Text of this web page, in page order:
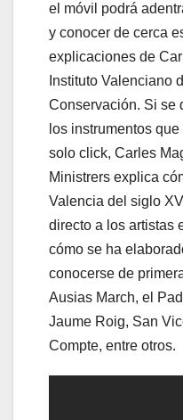
el móvil podrá
y conocer de cerca
explicaciones de
Instituto Valenciano
Conservación. Si se
los instrumentos
solo click, Carles
Ministrers explica
Valencia del siglo
directo a los artistas
cómo se ha
conocerse de
Ausias March, el
Jaume Roig, San
Compte, entre otros.